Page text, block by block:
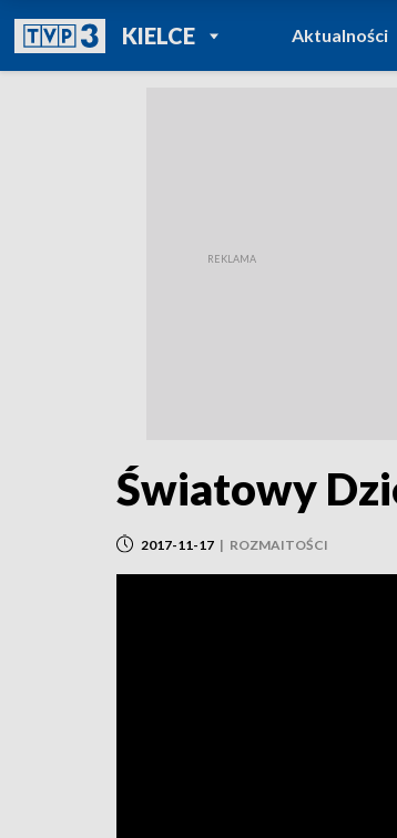
KIELCEPOWRÓT DO
TVP REGIONY
Aktualności
Światowy
2017-11-17 | ROZMAITOŚCI